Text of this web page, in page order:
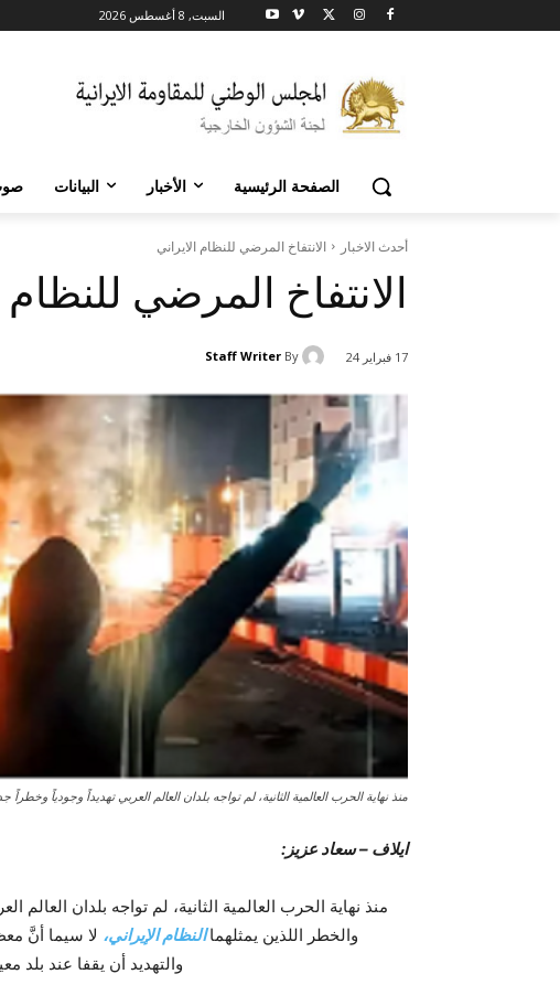
السبت, 8 أغسطس 2026
الصفحة الرئيسية الأخبار البيانات
أحدث الاخبار الانتفاخ المرضي للنظام الايراني
الانتفاخ المرضي للنظام
17 فبراير 24 By
Staff Writer
منذ نهاية الحرب العالمية الثانية، لم تواجه بلدان العالم العربي تهديداً وجودياً وخطراً
ایلاف – سعاد عزيز:
منذ نهاية الحرب العالمية الثانية، لم تواجه بلدان العالم
والخطر اللذين يمثلهماالنظام الإيراني، لا سيما أنَّ
والتهديد أن يقفا عند بلد